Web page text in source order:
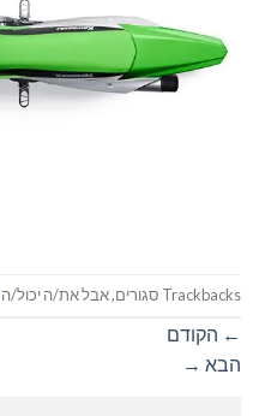
Trackbacks סגורים, אבל את/ה יכול/ה
← הקודם
הבא →